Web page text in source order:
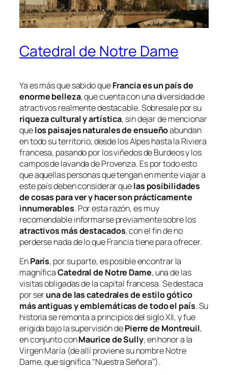
Catedral de Notre Dame
Ya es más que sabido queFrancia es un país de
enorme belleza, que cuenta con una diversidad de
atractivos realmente destacable. Sobresale por su
riqueza cultural y artística, sin dejar de mencionar
quelos paisajes naturales de ensueñoabundan
en todo su territorio, desde los Alpes hasta la Riviera
francesa, pasando por los viñedos de Burdeos y los
campos de lavanda de Provenza. Es por todo esto
que aquellas personas que tengan en mente viajar a
este país deben considerar quelas posibilidades
de cosas para ver y hacer son prácticamente
innumerables. Por esta razón, es muy
recomendable informarse previamente sobre los
atractivos más destacados, con el fin de no
perderse nada de lo que Francia tiene para ofrecer.
EnParís, por su parte, es posible encontrar la
magníficaCatedral de Notre Dame, una de las
visitas obligadas de la capital francesa. Se destaca
por seruna de las catedrales de estilo gótico
más antiguas y emblemáticas de todo el país. Su
historia se remonta a principios del siglo XII, y fue
erigida bajo la supervisión dePierre de Montreuil,
en conjunto conMaurice de Sully, en honor a la
Virgen María (de allí proviene su nombreNotre
Dame, que significa “Nuestra Señora”).